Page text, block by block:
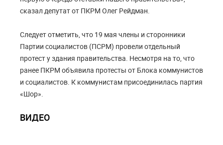
сказал депутат от ПКРМ Олег Рейдман.
Следует отметить, что 19 мая члены и сторонники
Партии социалистов (ПСРМ) провели отдельный
протест у здания правительства. Несмотря на то, что
ранее ПКРМ объявила протесты от Блока коммунистов
и социалистов. К коммунистам присоединилась партия
«Шор».
ВИДЕО